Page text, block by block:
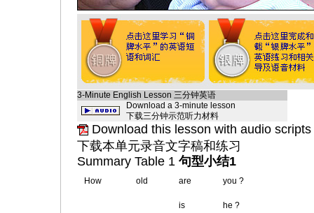
3-Minute English Lesson 三分钟英语
Download a 3-minute lesson
下载三分钟示范听力材料
Download this lesson with audio
下载本单元录音文字稿和练习
Summary Table 1 句型小结1
How old are you ?
is he ?